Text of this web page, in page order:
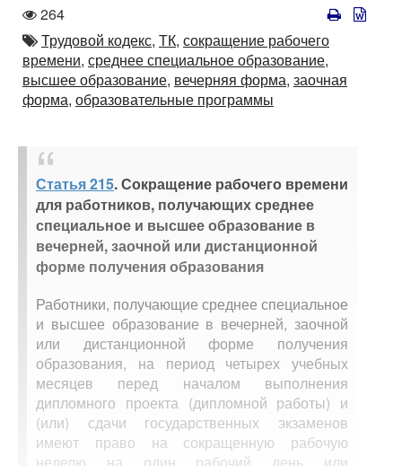
Количество
просмотров
264
Автор
Трудовой кодекс, ТК, сокращение рабочего
времени, среднее специальное образование,
высшее образование, вечерняя форма, заочная
форма, образовательные программы
Статья 215. Сокращение рабочего времени
для работников, получающих среднее
специальное и высшее образование в
вечерней, заочной или дистанционной
форме получения образования
Работники, получающие среднее специальное
и высшее образование в вечерней, заочной
или дистанционной форме получения
образования, на период четырех учебных
месяцев перед началом выполнения
дипломного проекта (дипломной работы) и
(или) сдачи государственных экзаменов
имеют право на сокращенную рабочую